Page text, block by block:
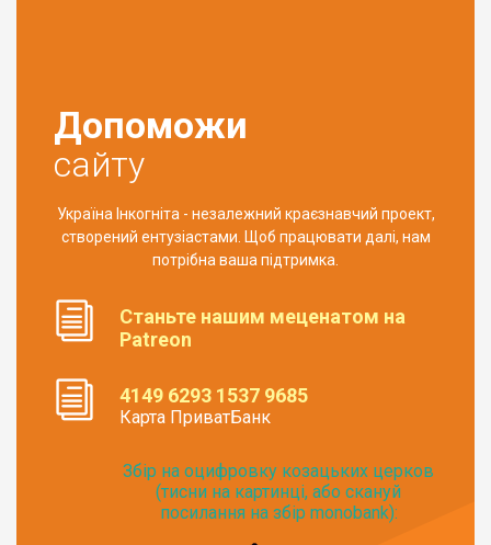
Допоможи
сайту
Україна Інкогніта - незалежний краєзнавчий проект,
створений ентузіастами. Щоб працювати далі, нам
потрібна ваша підтримка.
Станьте нашим меценатом на
Patreon
4149 6293 1537 9685
Карта ПриватБанк
Збір на оцифровку козацьких церков
(тисни на картинці, або скануй
посилання на збір monobank):